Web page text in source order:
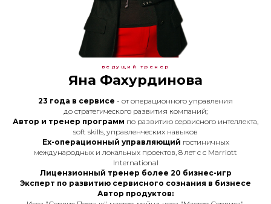
ведущий тренер
Яна Фахурдинова
23 года в сервисе - от операционного управления
до стратегического развития компаний;
Автор и тренер программ по развитию сервисного интеллекта,
soft skills, управленческих навыков
Ex-операционный управляющий гостиничных
международных и локальных проектов, 8 лет с с Marriott
International
Лицензионный тренер более 20 бизнес-игр
Эксперт по развитию сервисного сознания в бизнесе
Автор продуктов: